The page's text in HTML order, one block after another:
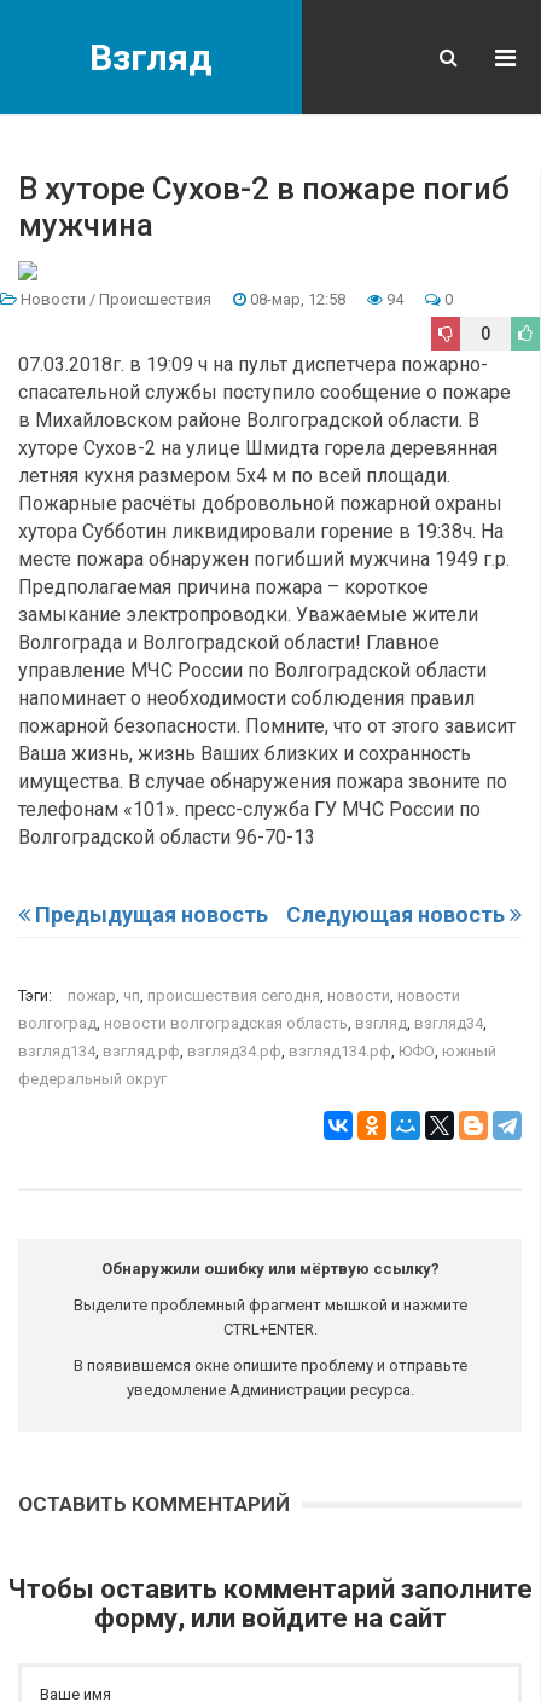
Взгляд
В хуторе Сухов-2 в пожаре погиб
мужчина
Новости / Происшествия 08-мар, 12:58 94 0
0
07.03.2018г. в 19:09 ч на пульт диспетчера пожарно-
спасательной службы поступило сообщение о пожаре
в Михайловском районе Волгоградской области. В
хуторе Сухов-2 на улице Шмидта горела деревянная
летняя кухня размером 5х4 м по всей площади.
Пожарные расчёты добровольной пожарной охраны
хутора Субботин ликвидировали горение в 19:38ч. На
месте пожара обнаружен погибший мужчина 1949 г.р.
Предполагаемая причина пожара – короткое
замыкание электропроводки. Уважаемые жители
Волгограда и Волгоградской области! Главное
управление МЧС России по Волгоградской области
напоминает о необходимости соблюдения правил
пожарной безопасности. Помните, что от этого зависит
Ваша жизнь, жизнь Ваших близких и сохранность
имущества. В случае обнаружения пожара звоните по
телефонам «101». пресс-служба ГУ МЧС России по
Волгоградской области 96-70-13
Предыдущая новость Следующая новость
Тэги: пожар, чп, происшествия сегодня, новости, новости
волгоград, новости волгоградская область, взгляд, взгляд34,
взгляд134, взгляд.рф, взгляд34.рф, взгляд134.рф, ЮФО, южный
федеральный округ
Обнаружили ошибку или мёртвую ссылку?
Выделите проблемный фрагмент мышкой и нажмите
CTRL+ENTER.
В появившемся окне опишите проблему и отправьте
уведомление Администрации ресурса.
ОСТАВИТЬ КОММЕНТАРИЙ
Чтобы оставить комментарий заполните
форму, или войдите на сайт